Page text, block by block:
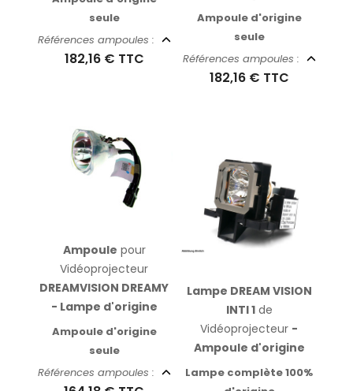
seule
Références ampoules :
182,16 € TTC
Ampoule d'origine
seule
Références ampoules :
182,16 € TTC
Ampoule pour
Vidéoprojecteur
DREAMVISION DREAMY
- Lampe d'origine
Ampoule d'origine
seule
Références ampoules :
Lampe DREAM VISION
INTI 1de
Vidéoprojecteur -
Ampoule d'origine
Lampe complète 100%